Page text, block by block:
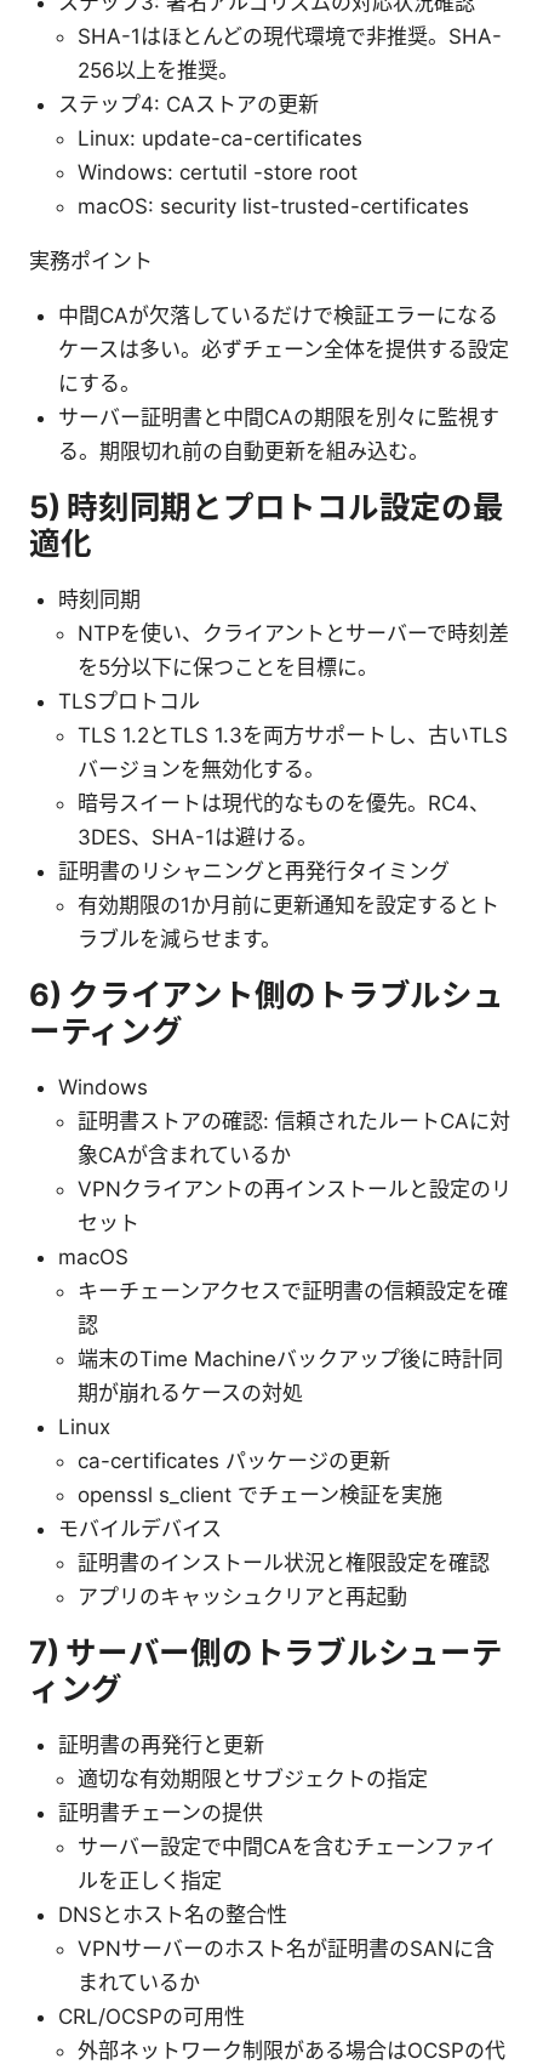
SHA-1はほとんどの現代環境で非推奨。SHA-
256以上を推奨。
ステップ4: CAストアの更新
Linux: update-ca-certificates
Windows: certutil -store root
macOS: security list-trusted-certificates
実務ポイント
中間CAが欠落しているだけで検証エラーになる
ケースは多い。必ずチェーン全体を提供する設定
にする。
サーバー証明書と中間CAの期限を別々に監視す
る。期限切れ前の自動更新を組み込む。
5) 時刻同期とプロトコル設定の最
適化
時刻同期
NTPを使い、クライアントとサーバーで時刻差
を5分以下に保つことを目標に。
TLSプロトコル
TLS 1.2とTLS 1.3を両方サポートし、古いTLS
バージョンを無効化する。
暗号スイートは現代的なものを優先。RC4、
3DES、SHA-1は避ける。
証明書のリシャニングと再発行タイミング
有効期限の1か月前に更新通知を設定するとト
ラブルを減らせます。
6) クライアント側のトラブルシュ
ーティング
Windows
証明書ストアの確認: 信頼されたルートCAに対
象CAが含まれているか
VPNクライアントの再インストールと設定のリ
セット
macOS
キーチェーンアクセスで証明書の信頼設定を確
認
端末のTime Machineバックアップ後に時計同
期が崩れるケースの対処
Linux
ca-certificates パッケージの更新
openssl s_client でチェーン検証を実施
モバイルデバイス
証明書のインストール状況と権限設定を確認
アプリのキャッシュクリアと再起動
7) サーバー側のトラブルシューテ
ィング
証明書の再発行と更新
適切な有効期限とサブジェクトの指定
証明書チェーンの提供
サーバー設定で中間CAを含むチェーンファイ
ルを正しく指定
DNSとホスト名の整合性
VPNサーバーのホスト名が証明書のSANに含
まれているか
CRL/OCSPの可用性
外部ネットワーク制限がある場合はOCSPの代